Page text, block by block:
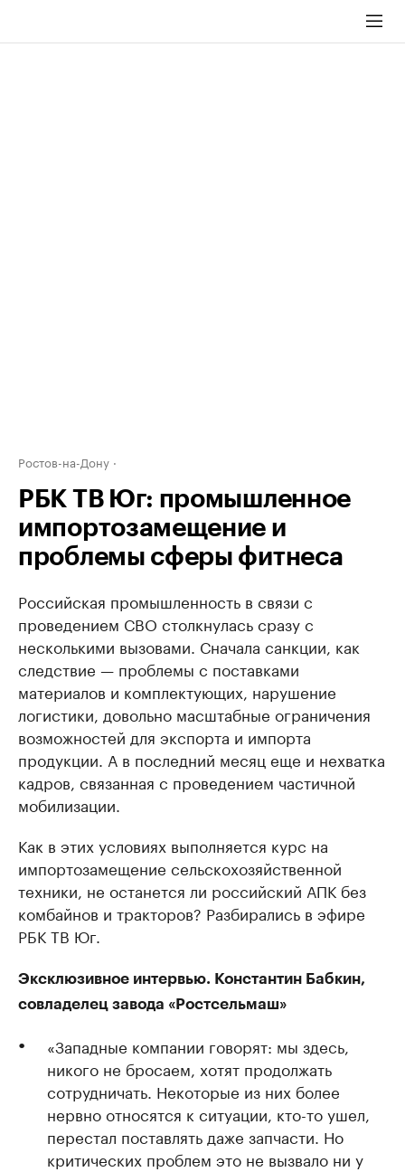
Ростов-на-Дону
РБК ТВ Юг: промышленное
импортозамещение и
проблемы сферы фитнеса
Российская промышленность в связи с
проведением СВО столкнулась сразу с
несколькими вызовами. Сначала санкции, как
следствие — проблемы с поставками
материалов и комплектующих, нарушение
логистики, довольно масштабные ограничения
возможностей для экспорта и импорта
продукции. А в последний месяц еще и нехватка
кадров, связанная с проведением частичной
мобилизации.
Как в этих условиях выполняется курс на
импортозамещение сельскохозяйственной
техники, не останется ли российский АПК без
комбайнов и тракторов? Разбирались в эфире
РБК ТВ Юг.
Эксклюзивное интервью. Константин Бабкин,
совладелец завода «Ростсельмаш»
«Западные компании говорят: мы здесь,
никого не бросаем, хотят продолжать
сотрудничать. Некоторые из них более
нервно относятся к ситуации, кто-то ушел,
перестал поставлять даже запчасти. Но
критических проблем это не вызвало ни у